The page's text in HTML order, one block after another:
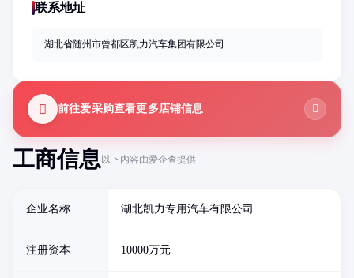
工商信息以下内容由爱企查提供
企业名称 湖北凯力专用汽车有限公司
注册资本 10000万元
联系地址
湖北省随州市曾都区凯力汽车集团有限公司
前往爱采购查看更多店铺信息